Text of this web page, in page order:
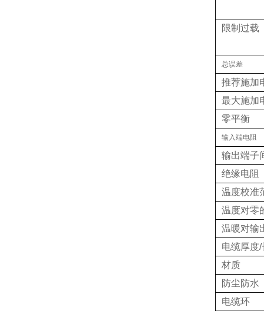
限制过载
总误差
推荐施加
最大施加
零平衡
输入端电阻
输出端子
绝缘电阻
温度校准
温度对零
温暖对输
电缆厚度/
材质
防尘防水
电缆环